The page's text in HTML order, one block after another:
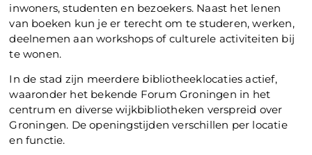
inwoners, studenten en bezoekers. Naast het lenen
van boeken kun je er terecht om te studeren, werken,
deelnemen aan workshops of culturele activiteiten bij
te wonen.
In de stad zijn meerdere bibliotheeklocaties actief,
waaronder het bekende Forum Groningen in het
centrum en diverse wijkbibliotheken verspreid over
Groningen. De openingstijden verschillen per locatie
en functie.